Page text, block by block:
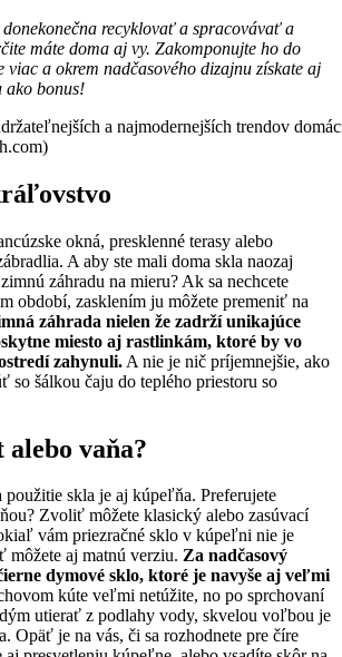
recyklovať a spracovávať a
máte doma aj vy. Zakomponujte ho do
viac a okrem nadčasového dizajnu získate aj
ako bonus!
okná, presklenné terasy alebo
A aby ste mali doma skla naozaj
záhradu na mieru? Ak sa nechcete
období, zasklením ju môžete premeniť na
záhrada nielen že zadrží unikajúce
miesto aj rastlinkám, ktoré by vo
zahynuli. A nie je nič príjemnejšie, ako
so šálkou čaju do teplého priestoru so
vaňa?
použitie skla je aj kúpeľňa. Preferujete
Zvoliť môžete klasický alebo zasúvací
vám priezračné sklo v kúpeľni nie je
aj matnú verziu. Za nadčasový
dymové sklo, ktoré je navyše aj veľmi
kúte veľmi netúžite, no po sprchovaní
utierať z podlahy vody, skvelou voľbou je
Opäť je na vás, či sa rozhodnete pre číre